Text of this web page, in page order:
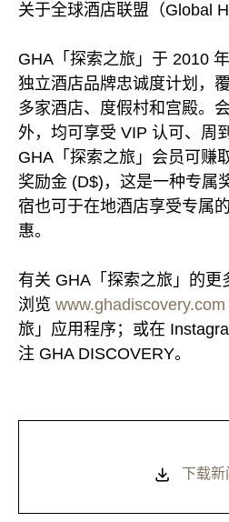
关于全球酒店联盟（Global
GHA「探索之旅」于 2010
独立酒店品牌忠诚度计划，
多家酒店、度假村和宫殿。
外，均可享受 VIP 认可、周
GHA「探索之旅」会员可赚
奖励金 (D$)，这是一种专属
宿也可于在地酒店享受专属
惠。
有关 GHA「探索之旅」的更
浏览 www.ghadiscovery.com
旅」应用程序；或在
注 GHA DISCOVERY。
下载新